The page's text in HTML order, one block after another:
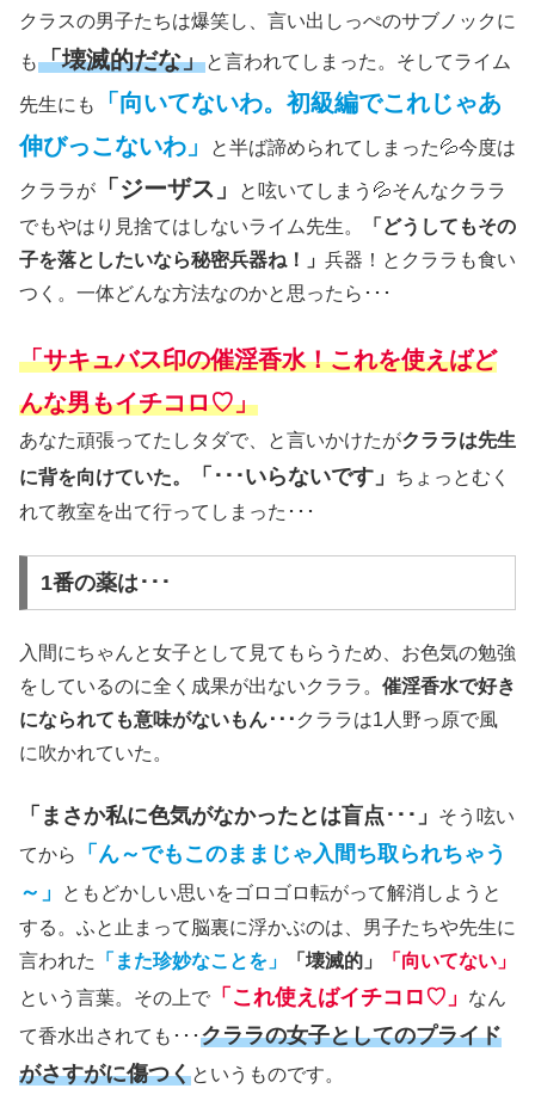
クラスの男子たちは爆笑し、言い出しっぺのサブノックに
も「壊滅的だな」と言われてしまった。そしてライム
先生にも
「向いてないわ。初級編でこれじゃあ
伸びっこないわ」
と半ば諦められてしまった💦今度は
クララが 「ジーザス」
と呟いてしまう💦そんなクララ
でもやはり見捨てはしないライム先生。
「どうしてもその
子を落としたいなら秘密兵器ね！」 兵器！とクララも食い
つく。一体どんな方法なのかと思ったら･･･
「サキュバス印の催淫香水！これを使えばど
んな男もイチコロ♡」
あなた頑張ってたしタダで、と言いかけたがクララは先生
に背を向けていた。
「･･･いらないです」
ちょっとむく
れて教室を出て行ってしまった･･･
1番の薬は･･･
入間にちゃんと女子として見てもらうため、お色気の勉強
をしているのに全く成果が出ないクララ。 催淫香水で好き
になられても意味がないもん･･･ クララは1人野っ原で風
に吹かれていた。
「まさか私に色気がなかったとは盲点･･･」
そう呟い
てから
「ん～でもこのままじゃ入間ち取られちゃう
～」
ともどかしい思いをゴロゴロ転がって解消しようと
する。ふと止まって脳裏に浮かぶのは、男子たちや先生に
言われた
「また珍妙なことを」 「壊滅的」
「向いてない」
という言葉。その上で 「これ使えばイチコロ♡」
なん
て香水出されても･･･クララの女子としてのプライド
がさすがに傷つくというものです。